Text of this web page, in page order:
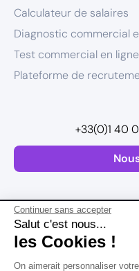
Continuer sans accepter
Salut c'est nous...
les Cookies !
On aimerait personnaliser
Calculateur de salaires
Diagnostic commercial
Test commercial en ligne
Plateforme de
+33(0)1 40